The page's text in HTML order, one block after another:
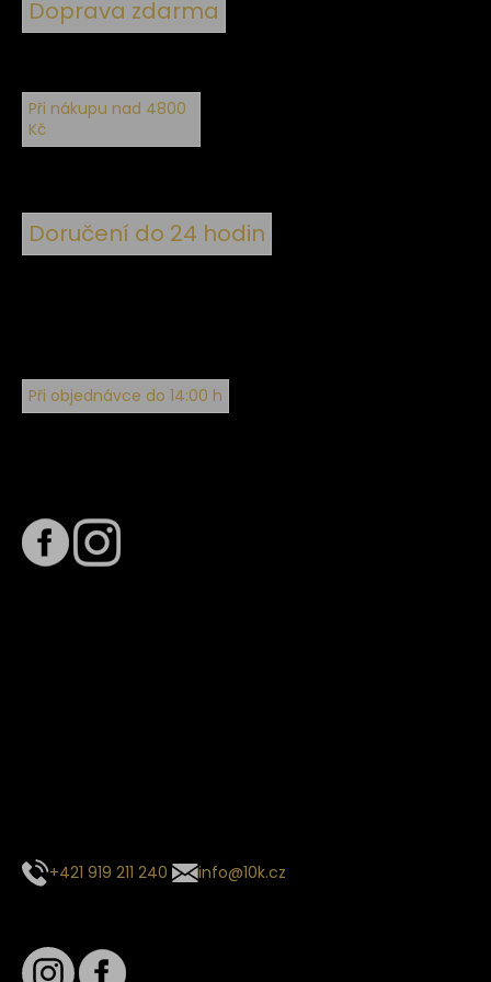
Doprava zdarma
Při nákupu nad 4800
Kč
Doručení do 24 hodin
Při objednávce do 14:00 h
+421 919 211 240 info@10k.cz